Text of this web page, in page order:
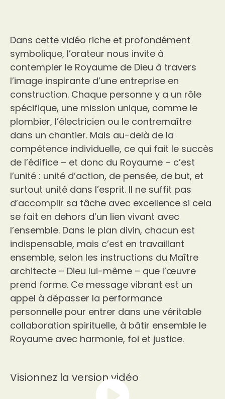
Dans cette vidéo riche et profondément
symbolique, l’orateur nous invite à
contempler le Royaume de Dieu à travers
l’image inspirante d’une entreprise en
construction. Chaque personne y a un rôle
spécifique, une mission unique, comme le
plombier, l’électricien ou le contremaître
dans un chantier. Mais au-delà de la
compétence individuelle, ce qui fait le succès
de l’édifice – et donc du Royaume – c’est
l’unité : unité d’action, de pensée, de but, et
surtout unité dans l’esprit. Il ne suffit pas
d’accomplir sa tâche avec excellence si cela
se fait en dehors d’un lien vivant avec
l’ensemble. Dans le plan divin, chacun est
indispensable, mais c’est en travaillant
ensemble, selon les instructions du Maître
architecte – Dieu lui-même – que l’œuvre
prend forme. Ce message vibrant est un
appel à dépasser la performance
personnelle pour entrer dans une véritable
collaboration spirituelle, à bâtir ensemble le
Royaume avec harmonie, foi et justice.
Visionnez la version vidéo